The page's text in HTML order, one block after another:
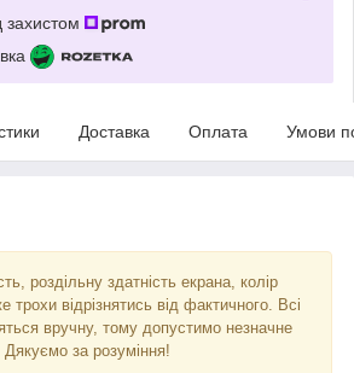
захистом
Доставка Оплата Умови
роздільну здатність екрана, колір
відрізнятись від фактичного. Всі
вручну, тому допустимо незначне
Дякуємо за розуміння!